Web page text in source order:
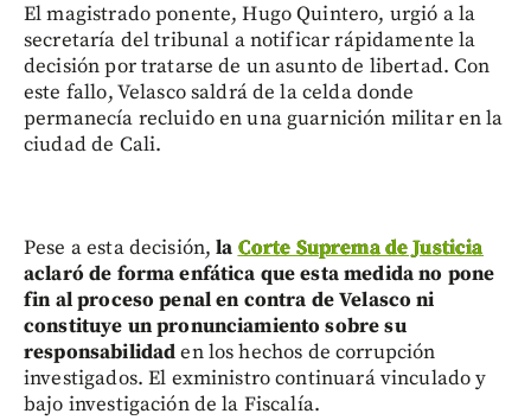
El magistrado ponente, Hugo Quintero, urgió a la
secretaría del tribunal a notificar rápidamente la
decisión por tratarse de un asunto de libertad. Con
este fallo, Velasco saldrá de la celda donde
permanecía recluido en una guarnición militar en la
ciudad de Cali.
Pese a esta decisión,la Corte Suprema de Justicia
aclaró de forma enfática que esta medida no pone
fin al proceso penal en contra de Velasco ni
constituye un pronunciamiento sobre su
responsabilidaden los hechos de corrupción
investigados. El exministro continuará vinculado y
bajo investigación de la Fiscalía.